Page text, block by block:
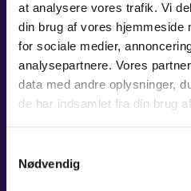
at analysere vores trafik. Vi
din brug af vores hjemmeside
for sociale medier,
analysepartnere. Vores
data med andre oplysninger,
de har indsamlet fra din brug
Nødvendig
DORTHE
BRATSCH LÆS MERE